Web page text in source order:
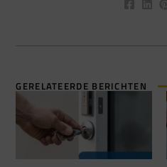
GERELATEERDE BERICHTEN